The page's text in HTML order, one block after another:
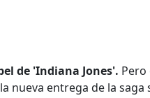
de 'Indiana Jones'. Pero
nueva entrega de la